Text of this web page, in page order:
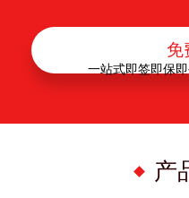
免
产
一站式即签即保